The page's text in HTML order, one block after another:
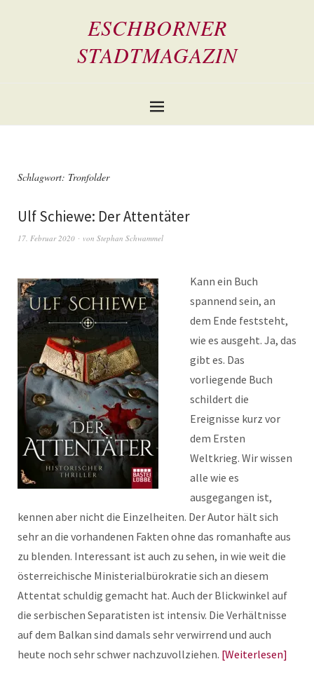
ESCHBORNER
STADTMAGAZIN
Schlagwort: Tronfolder
Ulf Schiewe: Der Attentäter
17. Februar 2020 von Stephan Schwammel
Kann ein Buch
spannend sein, an
dem Ende feststeht,
wie es ausgeht. Ja, das
gibt es. Das
vorliegende Buch
schildert die
Ereignisse kurz vor
dem Ersten
Weltkrieg. Wir wissen
alle wie es
ausgegangen ist,
kennen aber nicht die Einzelheiten. Der Autor hält sich
sehr an die vorhandenen Fakten ohne das romanhafte aus
zu blenden. Interessant ist auch zu sehen, in wie weit die
österreichische Ministerialbürokratie sich an diesem
Attentat schuldig gemacht hat. Auch der Blickwinkel auf
die serbischen Separatisten ist intensiv. Die Verhältnisse
auf dem Balkan sind damals sehr verwirrend und auch
heute noch sehr schwer nachzuvollziehen. Weiterlesen